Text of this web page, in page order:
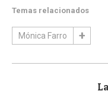
Temas relacionados
Mónica Farro